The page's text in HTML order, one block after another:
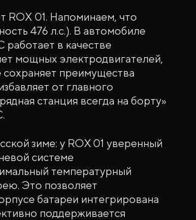
ROX 01. Напоминаем, что
476 л.с.). В автомобиле
работает в качестве
мощных электродвигателей,
преимущества
от главного
станция всегда на борту»
зиме: у ROX 01 уверенный
системе
температурный
Это позволяет
батареи интегрирована
поддерживается